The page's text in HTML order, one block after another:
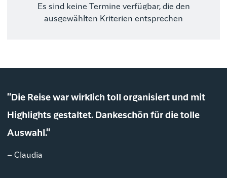
Es sind keine Termine verfügbar, die den
ausgewählten Kriterien entsprechen
"Die Reise war wirklich toll organisiert und mit
Highlights gestaltet. Dankeschön für die tolle
Auswahl."
– Claudia